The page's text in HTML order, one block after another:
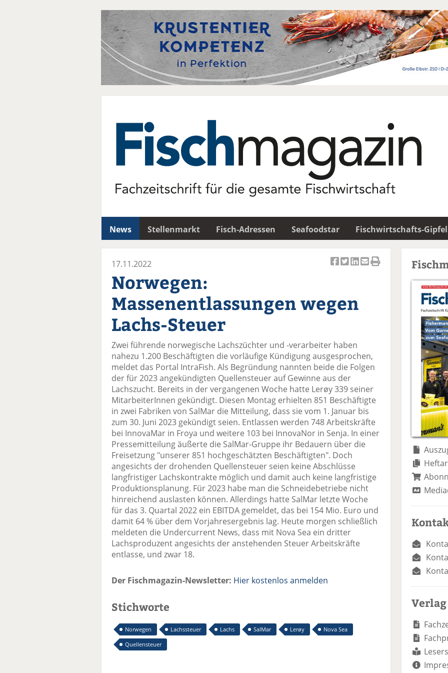
News Stellenmarkt Fisch-Adressen Seafoodstar Fischwirtschafts-Gipfel
el
a
F
ac
e
b
o
o
k
te
il
e
n
el
tt
er
n
el
n
k
e
n
te
il
e
n
ai
l
er
se
n
d
e
n
n
17.11.2022
Norwegen:
Massenentlassungen wegen
Lachs-Steuer
Zwei führende norwegische Lachszüchter und -verarbeiter haben
nahezu 1.200 Beschäftigten die vorläufige Kündigung ausgesprochen,
meldet das Portal IntraFish. Als Begründung nannten beide die Folgen
der für 2023 angekündigten Quellensteuer auf Gewinne aus der
Lachszucht. Bereits in der vergangenen Woche hatte Lerøy 339 seiner
MitarbeiterInnen gekündigt. Diesen Montag erhielten 851 Beschäftigte
in zwei Fabriken von SalMar die Mitteilung, dass sie vom 1. Januar bis
zum 30. Juni 2023 gekündigt seien. Entlassen werden 748 Arbeitskräfte
bei InnovaMar in Froya und weitere 103 bei InnovaNor in Senja. In einer
Pressemitteilung äußerte die SalMar-Gruppe ihr Bedauern über die
Freisetzung "unserer 851 hochgeschätzten Beschäftigten". Doch
angesichts der drohenden Quellensteuer seien keine Abschlüsse
langfristiger Lachskontrakte möglich und damit auch keine langfristige
Produktionsplanung. Für 2023 habe man die Schneidebetriebe nicht
hinreichend auslasten können. Allerdings hatte SalMar letzte Woche
für das 3. Quartal 2022 ein EBITDA gemeldet, das bei 154 Mio. Euro und
damit 64 % über dem Vorjahresergebnis lag. Heute morgen schließlich
meldeten die Undercurrent News, dass mit Nova Sea ein dritter
Lachsproduzent angesichts der anstehenden Steuer Arbeitskräfte
entlasse, und zwar 18.
Der Fischmagazin-Newsletter: Hier kostenlos anmelden
Stichworte
Norwegen Lachssteuer Lachs SalMar Lerøy
Nova Sea
Quellensteuer
Verlag